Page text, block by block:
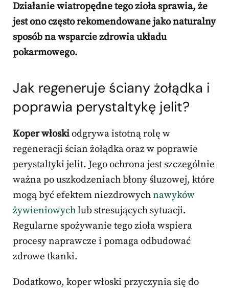
Działanie wiatropędne tego zioła sprawia, że
jest ono często rekomendowane jako naturalny
sposób na wsparcie zdrowia układu
pokarmowego.
Jak regeneruje ściany żołądka i
poprawia perystaltykę jelit?
Koper włoskiodgrywa istotną rolę w
regeneracji ścian żołądka oraz w poprawie
perystaltyki jelit. Jego ochrona jest szczególnie
ważna po uszkodzeniach błony śluzowej, które
mogą być efektem niezdrowychnawyków
żywieniowychlub stresujących sytuacji.
Regularne spożywanie tego zioła wspiera
procesy naprawcze i pomaga odbudować
zdrowe tkanki.
Dodatkowo, koper włoski przyczynia się do